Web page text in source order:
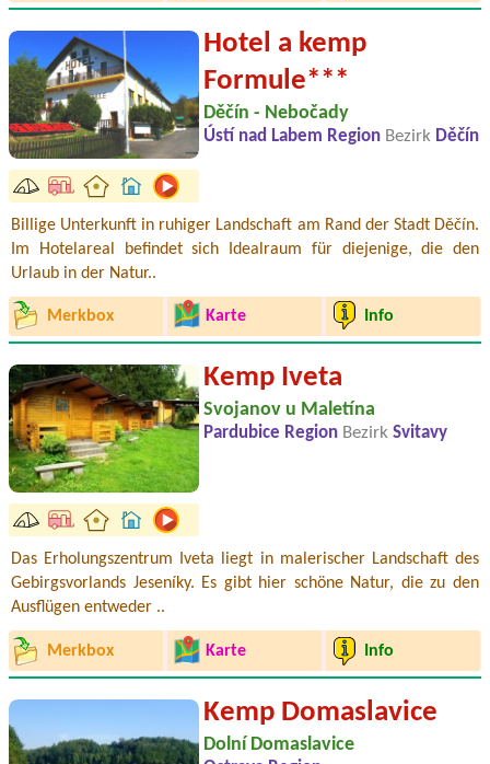
Hotel a kemp
Formule***
Děčín - Nebočady
Ústí nad Labem Region Bezirk Děčín
Billige Unterkunft in ruhiger Landschaft am Rand der Stadt Děčín.
Im Hotelareal befindet sich Idealraum für diejenige, die den
Urlaub in der Natur..
Merkbox Karte Info
Kemp Iveta
Svojanov u Maletína
Pardubice Region Bezirk Svitavy
Das Erholungszentrum Iveta liegt in malerischer Landschaft des
Gebirgsvorlands Jeseníky. Es gibt hier schöne Natur, die zu den
Ausflügen entweder ..
Merkbox Karte Info
Kemp Domaslavice
Dolní Domaslavice